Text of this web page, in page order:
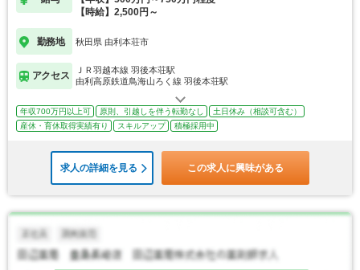
【時給】2,500円～
勤務地 秋田県 由利本荘市
アクセス
ＪＲ羽越本線 羽後本荘駅
由利高原鉄道鳥海山ろく線 羽後本荘駅
年収700万円以上可 原則、引越しを伴う転勤なし
土日休み（相談可含む）
産休・育休取得実績有り
スキルアップ 積極採用中
求人の詳細を見る この求人に興味がある